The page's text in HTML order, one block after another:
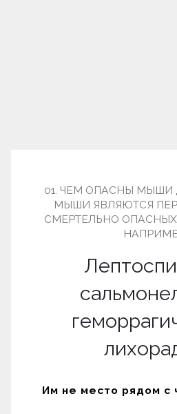
01. ЧЕМ ОПАСНЫ МЫШИ
МЫШИ ЯВЛЯЮТСЯ
СМЕРТЕЛЬНО
Им не место рядом с